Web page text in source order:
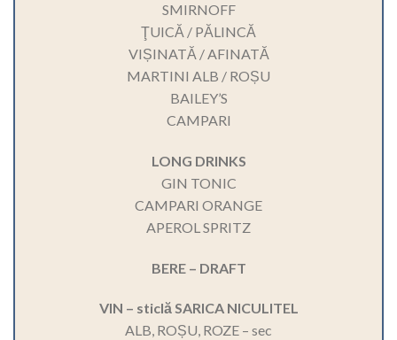
SMIRNOFF
ŢUICĂ / PĂLINCĂ
VIȘINATĂ / AFINATĂ
MARTINI ALB / ROȘU
BAILEY’S
CAMPARI
LONG DRINKS
GIN TONIC
CAMPARI ORANGE
APEROL SPRITZ
BERE – DRAFT
VIN – sticlă SARICA NICULITEL
ALB, ROȘU, ROZE – sec